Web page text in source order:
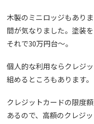
木製のミニロッジもあり
間が気なりました。塗装
それで30万円台～。
個人的な利用ならクレジ
組めるところもあります。
クレジットカードの限度
あるので、高額のクレジ